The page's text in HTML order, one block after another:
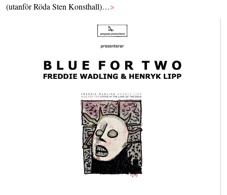
(utanför Röda Sten Konsthall)…>